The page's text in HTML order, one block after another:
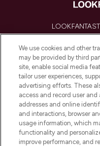
beauté
proposant les
de la peau, des
de plus de 200
Faites vos
l’application,
Do Not Sell
We use cookies and other
may be provided by third
site, enable social media
tailor user experiences,
advertising efforts. These
access and record user and
addresses and online
and interactions, browser
usage information, which
functionality and
improve performance, and